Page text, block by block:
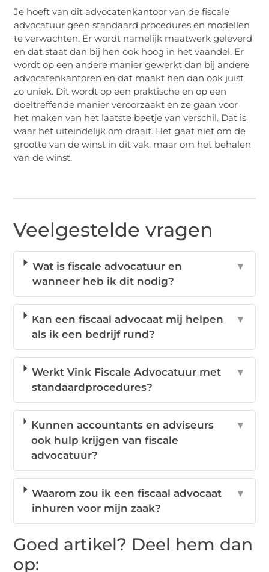
Je hoeft van dit advocatenkantoor van de fiscale
advocatuur geen standaard procedures en modellen
te verwachten. Er wordt namelijk maatwerk geleverd
en dat staat dan bij hen ook hoog in het vaandel. Er
wordt op een andere manier gewerkt dan bij andere
advocatenkantoren en dat maakt hen dan ook juist
zo uniek. Dit wordt op een praktische en op een
doeltreffende manier veroorzaakt en ze gaan voor
het maken van het laatste beetje van verschil. Dat is
waar het uiteindelijk om draait. Het gaat niet om de
grootte van de winst in dit vak, maar om het behalen
van de winst.
Veelgestelde vragen
Wat is fiscale advocatuur en
wanneer heb ik dit nodig?
▼
Kan een fiscaal advocaat mij helpen
als ik een bedrijf rund?
▼
Werkt Vink Fiscale Advocatuur met
standaardprocedures?
▼
Kunnen accountants en adviseurs
ook hulp krijgen van fiscale
advocatuur?
▼
Waarom zou ik een fiscaal advocaat
inhuren voor mijn zaak?
▼
Goed artikel? Deel hem dan
op: